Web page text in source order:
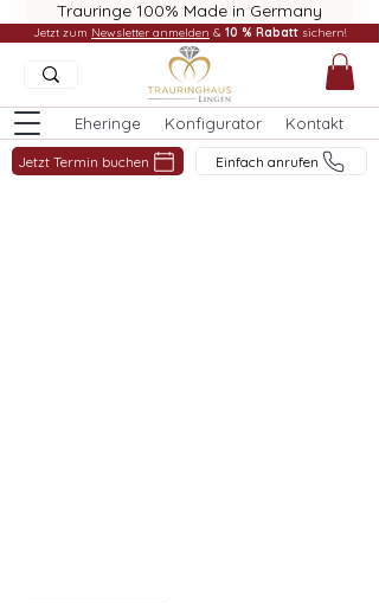
Trauringe 100% Made in Germany
Eheringe Konfigurator Kontakt
Jetzt Termin buchen Einfach anrufen
Jetzt zum Newsletter anmelden & 10 % Rabatt sichern!